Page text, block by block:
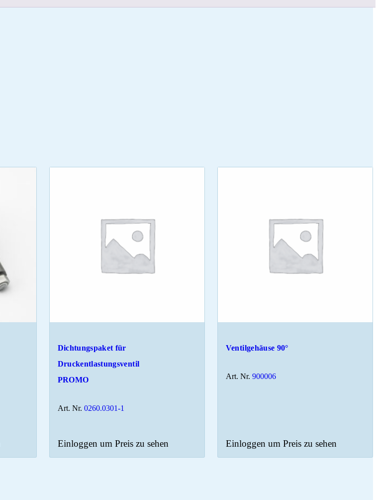
Dichtungspaket für
Druckentlastungsventil
PROMO
Art. Nr. 0260.0301-1
Einloggen um Preis zu sehen
Ventilgehäuse 90°
Art. Nr. 900006
Einloggen um Preis zu sehen